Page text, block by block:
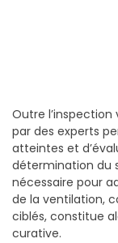
Outre l’inspection
par des experts
atteintes et
détermination du
nécessaire pour
de la ventilation,
ciblés, constitue
curative.